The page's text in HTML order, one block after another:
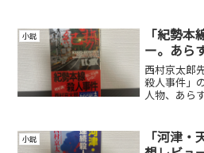
小説
「紀勢
ー。あら
西村京太郎
殺人事件」
人物、あら
小説
「河津